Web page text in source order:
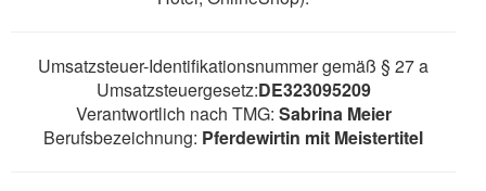
Umsatzsteuer-Identifikationsnummer gemäß § 27 a
Umsatzsteuergesetz:DE323095209
Verantwortlich nach TMG: Sabrina Meier
Berufsbezeichnung: Pferdewirtin mit Meistertitel